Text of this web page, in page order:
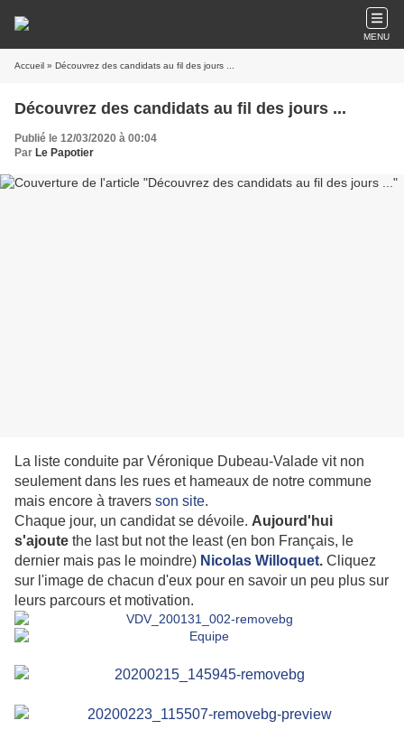
MENU
Accueil » Découvrez des candidats au fil des jours ...
Découvrez des candidats au fil des jours ...
Publié le 12/03/2020 à 00:04
Par Le Papotier
La liste conduite par Véronique Dubeau-Valade vit non
seulement dans les rues et hameaux de notre commune
mais encore à travers son site.
Chaque jour, un candidat se dévoile. Aujourd'hui
s'ajoute the last but not the least (en bon Français, le
dernier mais pas le moindre) Nicolas Willoquet. Cliquez
sur l'image de chacun d'eux pour en savoir un peu plus sur
leurs parcours et motivation.